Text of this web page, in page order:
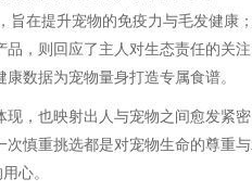
旨在提升宠物的免疫力与毛发健康
，则回应了主人对生态责任的关
数据为宠物量身打造专属食谱。
，也映射出人与宠物之间愈发紧
慎重挑选都是对宠物生命的尊重
心。